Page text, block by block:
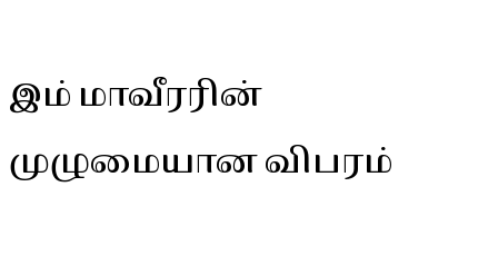
இம் மாவீரரின்
முழுமையான விபரம்